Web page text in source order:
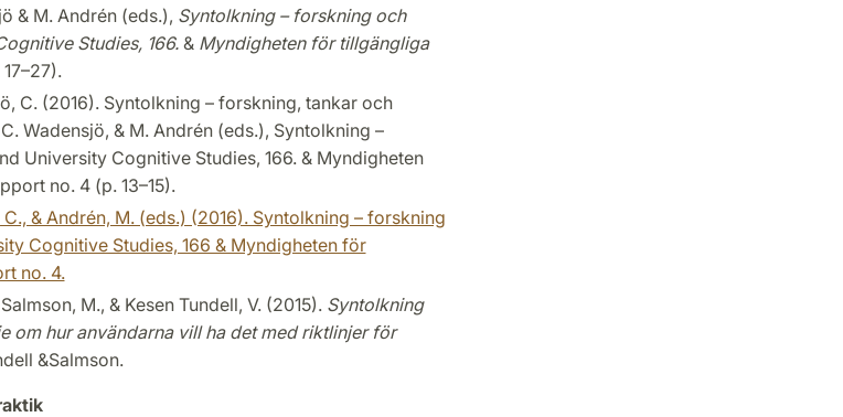
& M. Andrén (eds.), Syntolkning – forskning och
Studies, 166.& Myndigheten för tillgängliga
C. (2016). Syntolkning – forskning, tankar och
Wadensjö, & M. Andrén (eds.), Syntolkning –
University Cognitive Studies, 166. & Myndigheten
no. 4 (p. 13–15).
& Andrén, M. (eds.) (2016). Syntolkning – forskning
Cognitive Studies, 166 & Myndigheten för
no. 4.
M., & Kesen Tundell, V. (2015). Syntolkning
om hur användarna vill ha det med riktlinjer för
&Salmson.